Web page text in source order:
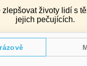
životy lidí s
jejich pečujících.